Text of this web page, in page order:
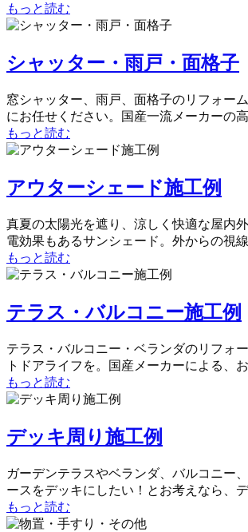
もっと読む
シャッター・雨戸・面格子
窓シャッター、雨戸、面格子のリフォー
にお任せください。国産一流メーカーの
もっと読む
アウターシェード施工例
真夏の太陽光を遮り、涼しく快適な屋内
電効果もあるサンシェード。外からの視
もっと読む
テラス・バルコニー施工例
テラス・バルコニー・ベランダのリフォ
トドアライフを。国産メーカーによる、
もっと読む
デッキ周り施工例
ガーデンテラスやベランダ、バルコニー
ースをデッキにしたい！とお考えなら、
もっと読む